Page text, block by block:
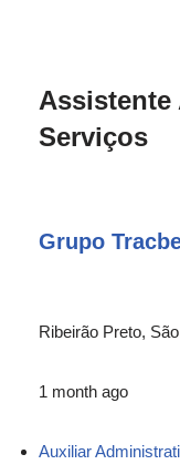
Serviços
Grupo
Ribeirão Preto,
1 month ago
Auxiliar